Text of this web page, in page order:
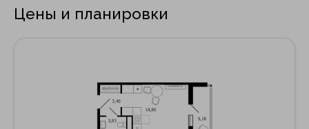
Цены и планировки